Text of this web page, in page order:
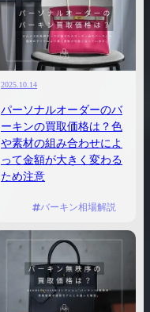
2025.10.14
パーソナルオーダーのバ
ーキンの買取価格は？色
や素材の組み合わせによ
って金額が大きく変わる
ため注意
バーキン相場解説